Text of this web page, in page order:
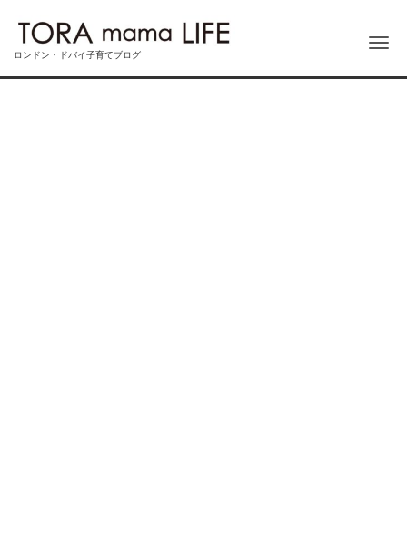
ロンドン・ドバイ子育てブログ